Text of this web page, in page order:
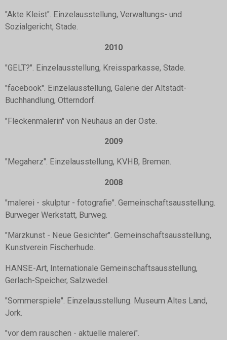
"Akte Kleist". Einzelausstellung, Verwaltungs- und
Sozialgericht, Stade.
2010
"GELT?". Einzelausstellung, Kreissparkasse, Stade.
"facebook". Einzelausstellung, Galerie der Altstadt-
Buchhandlung, Otterndorf.
"Fleckenmalerin" von Neuhaus an der Oste.
2009
"Megaherz". Einzelausstellung, KVHB, Bremen.
2008
"malerei - skulptur - fotografie". Gemeinschaftsausstellung.
Burweger Werkstatt, Burweg.
"Märzkunst - Neue Gesichter". Gemeinschaftsausstellung,
Kunstverein Fischerhude.
HANSE-Art, Internationale Gemeinschaftsausstellung,
Gerlach-Speicher, Salzwedel.
"Sommerspiele". Einzelausstellung. Museum Altes Land,
Jork.
"vor dem rauschen - aktuelle malerei".